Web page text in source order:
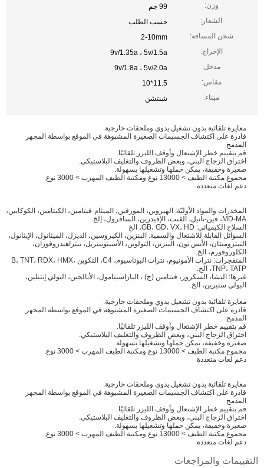
وزن:
99 جم
الشعار:
حسب الطلب
شحن المسافة:
2-10mm
الإخراج:
9v/1.35a ، 5v/1.5a
مدخل:
9v/1.8a ، 5v/2.0a
مقاس:
11.5*10
ميناء:
شنتشن
معايرة تلقائية بدون تشغيل يدوي وملحقات خارجية.
قادرة على اكتشاف الجسيمات الصغيرة المشبوهة في الموقع بواسطة المجهر
المدمج
قم بتقييم خطر الإشتعال وأوقف الليزر تلقائيًا.
اختراق الزجاج البني، وبعض الظروف والتغليف البلاستيكي.
صغيرة وخفيفة، يمكن حملها وتشغيلها بسهولة.
مجموع مكتبة الطيف > 13000 نوع ومكتبة الطيف المهرب > 3000 نوع.
دعم لغات متعددة
المخدرات والمواد الأوليّة: الهيروين، المورفين، الميثام-فيتامين، الكيتامين، الكوكايين،
MD-MA، فين-تانيل، القنب، الإفيدرين، السافرول، إلخ.
السلاح الكيميائي: GB، GD، VX، HD، الخ
السوائل القابلة للاشتعال والسمية: البنزين، الكيروسين، الديزل، الميثانول، الإيثانول،
النيتروميثان، الأيس تون، البنزين، التولوين، الأسيتونيتريل، تيتراهيدروفوران،
الكلوروفورم، الخ.
المتفجرات: نترات الأمونيوم، نترات البوتاسيوم، C4، التكوين B، TNT، RDX، HMX،
TNP، TATP، الخ.
غيرها: النشا، السكروز، فيتامين (ج) ، الباراسيتامول، الأنالجين، البولي إيثيلين،
البولي ستيرين، الخ.
معايرة تلقائية بدون تشغيل يدوي وملحقات خارجية.
قادرة على اكتشاف الجسيمات الصغيرة المشبوهة في الموقع بواسطة المجهر
المدمج
قم بتقييم خطر الإشتعال وأوقف الليزر تلقائيًا.
اختراق الزجاج البني، وبعض الظروف والتغليف البلاستيكي.
صغيرة وخفيفة، يمكن حملها وتشغيلها بسهولة.
مجموع مكتبة الطيف > 13000 نوع ومكتبة الطيف المهرب > 3000 نوع.
دعم لغات متعددة
معايرة تلقائية بدون تشغيل يدوي وملحقات خارجية.
قادرة على اكتشاف الجسيمات الصغيرة المشبوهة في الموقع بواسطة المجهر
المدمج
قم بتقييم خطر الإشتعال وأوقف الليزر تلقائيًا.
اختراق الزجاج البني، وبعض الظروف والتغليف البلاستيكي.
صغيرة وخفيفة، يمكن حملها وتشغيلها بسهولة.
مجموع مكتبة الطيف > 13000 نوع ومكتبة الطيف المهرب > 3000 نوع.
دعم لغات متعددة
التقييمات والمراجعات